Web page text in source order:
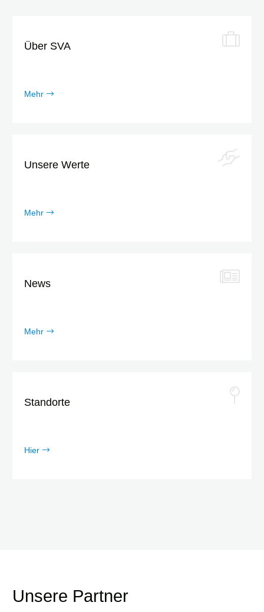
Über SVA
Mehr
Unsere Werte
Mehr
News
Mehr
Standorte
Hier
Unsere Partner